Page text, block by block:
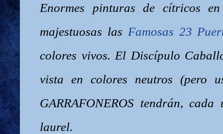
Enormes pinturas de cítricos
majestuosas las Famosas 23
colores vivos. El Discípulo
vista en colores neutros (pero
GARRAFONEROS tendrán,
laurel.